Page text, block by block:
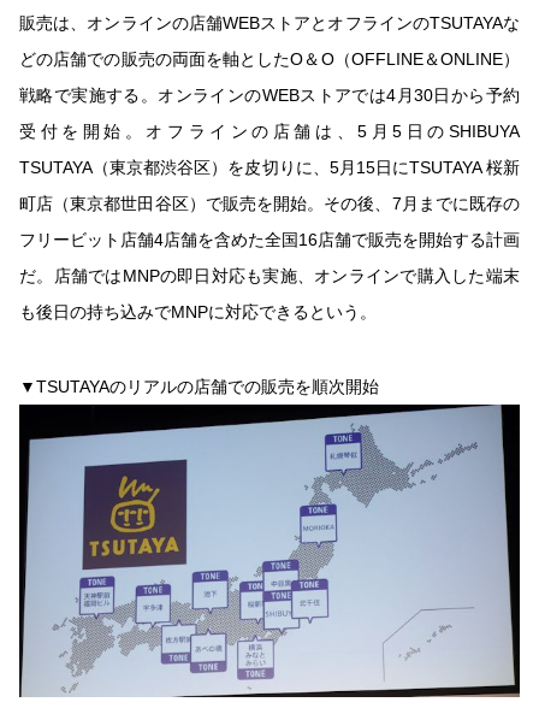
販売は、オンラインの店舗WEBストアとオフラインのTSUTAYAな
どの店舗での販売の両面を軸としたO＆O（OFFLINE＆ONLINE）
戦略で実施する。オンラインのWEBストアでは4月30日から予約
受付を開始。オフラインの店舗は、5月5日のSHIBUYA
TSUTAYA（東京都渋谷区）を皮切りに、5月15日にTSUTAYA 桜新
町店（東京都世田谷区）で販売を開始。その後、7月までに既存の
フリービット店舗4店舗を含めた全国16店舗で販売を開始する計画
だ。店舗ではMNPの即日対応も実施、オンラインで購入した端末
も後日の持ち込みでMNPに対応できるという。
▼TSUTAYAのリアルの店舗での販売を順次開始